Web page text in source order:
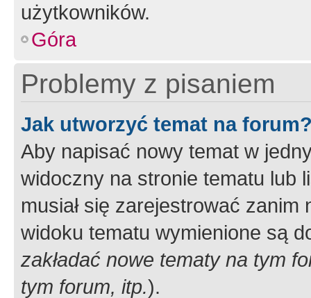
użytkowników.
Góra
Problemy z pisaniem
Jak utworzyć temat na
Aby napisać nowy temat w
widoczny na stronie tematu lub
musiał się zarejestrować
widoku tematu wymienione są
zakładać nowe tematy na tym
tym forum, itp.).